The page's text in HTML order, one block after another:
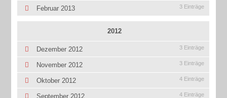
Februar 2013 3 Einträge
2012
Dezember 2012 3 Einträge
November 2012 3 Einträge
Oktober 2012 4 Einträge
September 2012 4 Einträge